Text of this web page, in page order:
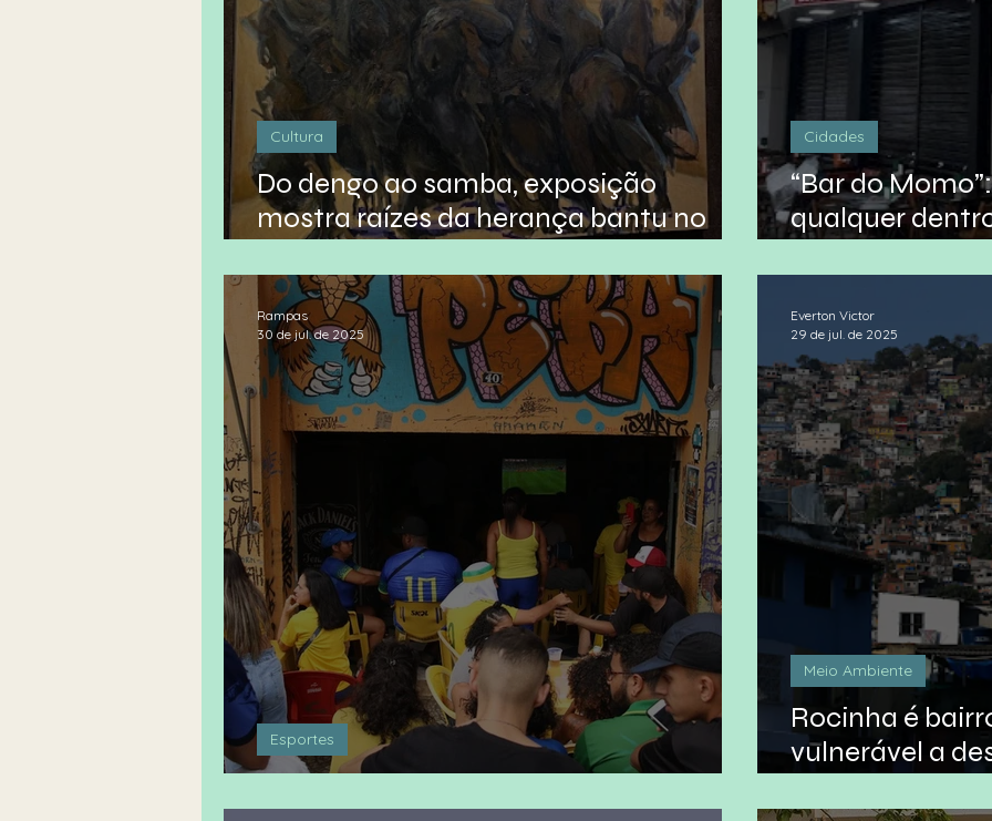
Do dengo ao samba, exposição
mostra raízes da herança bantu no
Cultura
“Bar do
qualquer
Cidades
Esportes
Rampas
30 de jul. de 2025
Rocinha é
vulnerável a
Meio Ambiente
Everton Victor
29 de jul. de 2025